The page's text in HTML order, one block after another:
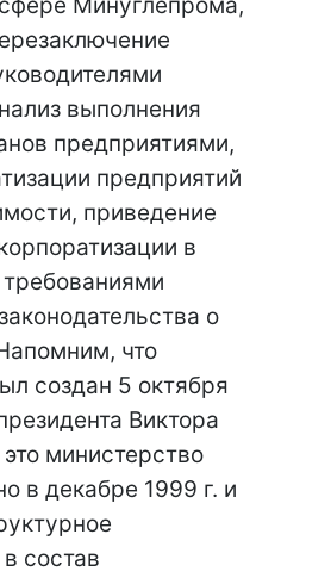
выполнения
предприятиями,
предприятий
приведение
в
требованиями
о
что
создан 5 октября
Виктора
министерство
в декабре 1999 г. и
состав